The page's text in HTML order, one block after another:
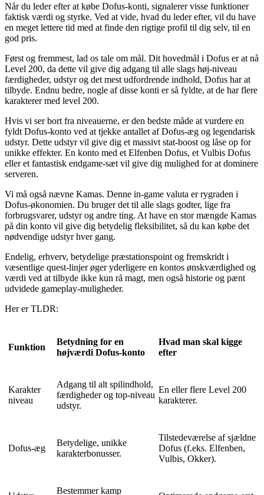
Når du leder efter at købe Dofus-konti, signalerer visse funktioner
faktisk værdi og styrke. Ved at vide, hvad du leder efter, vil du have
en meget lettere tid med at finde den rigtige profil til dig selv, til en
god pris.
Først og fremmest, lad os tale om mål. Dit hovedmål i Dofus er at nå
Level 200, da dette vil give dig adgang til alle slags høj-niveau
færdigheder, udstyr og det mest udfordrende indhold, Dofus har at
tilbyde. Endnu bedre, nogle af disse konti er så fyldte, at de har flere
karakterer med level 200.
Hvis vi ser bort fra niveauerne, er den bedste måde at vurdere en
fyldt Dofus-konto ved at tjekke antallet af Dofus-æg og legendarisk
udstyr. Dette udstyr vil give dig et massivt stat-boost og låse op for
unikke effekter. En konto med et Elfenben Dofus, et Vulbis Dofus
eller et fantastisk endgame-sæt vil give dig mulighed for at dominere
serveren.
Vi må også nævne Kamas. Denne in-game valuta er rygraden i
Dofus-økonomien. Du bruger det til alle slags godter, lige fra
forbrugsvarer, udstyr og andre ting. At have en stor mængde Kamas
på din konto vil give dig betydelig fleksibilitet, så du kan købe det
nødvendige udstyr hver gang.
Endelig, erhverv, betydelige præstationspoint og fremskridt i
væsentlige quest-linjer øger yderligere en kontos ønskværdighed og
værdi ved at tilbyde ikke kun rå magt, men også historie og pænt
udvidede gameplay-muligheder.
Her er TLDR:
Funktion
Betydning for en
højværdi Dofus-konto
Hvad man skal kigge
efter
Karakter
niveau
Adgang til alt spilindhold,
færdigheder og top-niveau
udstyr.
En eller flere Level 200
karakterer.
Dofus-æg
Betydelige, unikke
karakterbonusser.
Tilstedeværelse af sjældne
Dofus (f.eks. Elfenben,
Vulbis, Okker).
Bestemmer kamp